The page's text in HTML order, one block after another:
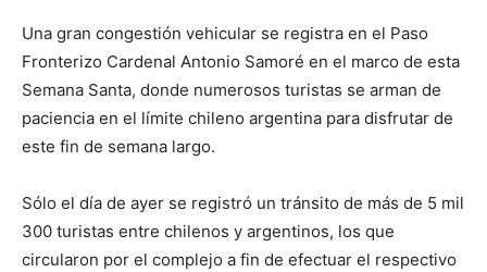
Una gran congestión vehicular se registra en el Paso
Fronterizo Cardenal Antonio Samoré en el marco de esta
Semana Santa, donde numerosos turistas se arman de
paciencia en el límite chileno argentina para disfrutar de
este fin de semana largo.
Sólo el día de ayer se registró un tránsito de más de 5 mil
300 turistas entre chilenos y argentinos, los que
circularon por el complejo a fin de efectuar el respectivo